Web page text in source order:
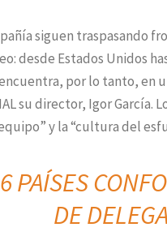
siguen traspasando
desde Estados Unidos
por lo tanto, en
su director, Igor
y la “cultura del
6 PAÍSES
DE